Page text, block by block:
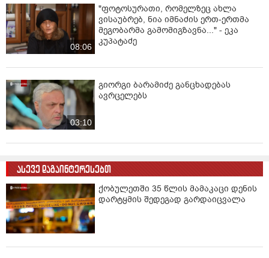
08:06
"ფოტოსურათი, რომელზეც ახლა
ვისაუბრებ, ნია იმნაძის ერთ-ერთმა
მეგობარმა გამომიგზავნა..." - ეკა
კუპატაძე
03:10
გიორგი ბარამიძე განცხადებას
ავრცელებს
ასევე დაგაინტერესებთ
ქობულეთში 35 წლის მამაკაცი დენის
დარტყმის შედეგად გარდაიცვალა